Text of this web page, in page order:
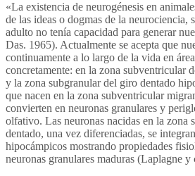
«La existencia de neurogénesis en
de las ideas o dogmas de la neurociencia,
adulto no tenía capacidad para generar
Das. 1965). Actualmente se acepta que
continuamente a lo largo de la vida en
concretamente: en la zona subventricular
y la zona subgranular del giro dentado
que nacen en la zona subventricular
convierten en neuronas granulares y
olfativo. Las neuronas nacidas en la zona
dentado, una vez diferenciadas, se
hipocámpicos mostrando propiedades
neuronas granulares maduras (Laplagne y